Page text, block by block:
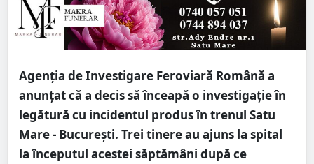
Agenția de Investigare Feroviară Română a
anunțat că a decis să înceapă o investigație în
legătură cu incidentul produs în trenul Satu
Mare - București. Trei tinere au ajuns la spital
la începutul acestei săptămâni după ce